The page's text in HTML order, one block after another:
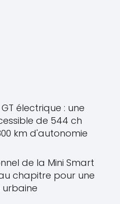
électrique : une
de 544 ch
km d'autonomie
de la Mini Smart
chapitre pour une
urbaine